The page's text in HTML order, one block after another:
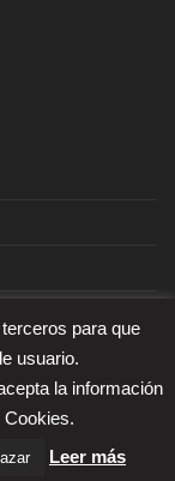
para que
usuario.
la información
Cookies.
Leer más